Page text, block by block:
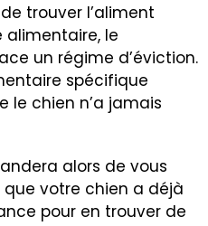
trouver l’aliment
alimentaire, le
un régime d’éviction.
spécifique
le chien n’a jamais
alors de vous
votre chien a déjà
pour en trouver de